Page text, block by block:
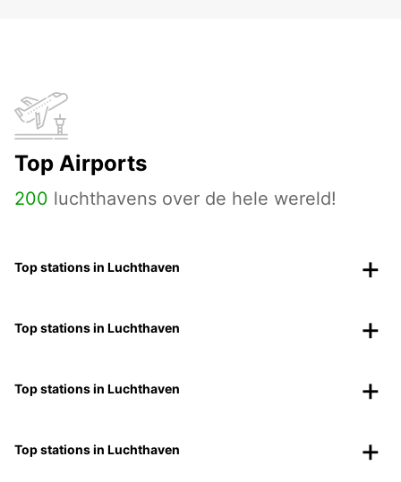
Top Airports
200 luchthavens over de hele wereld!
Top stations in Luchthaven
Top stations in Luchthaven
Top stations in Luchthaven
Top stations in Luchthaven